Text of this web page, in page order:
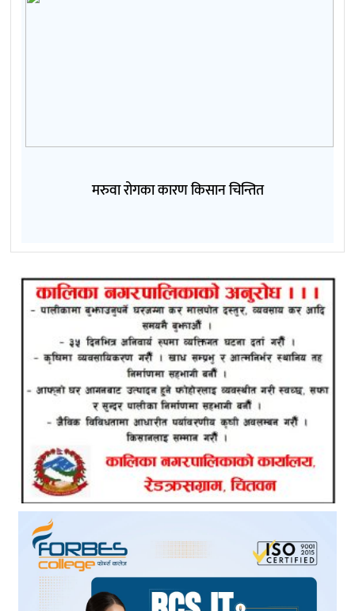
मरुवा रोगका कारण किसान चिन्तित